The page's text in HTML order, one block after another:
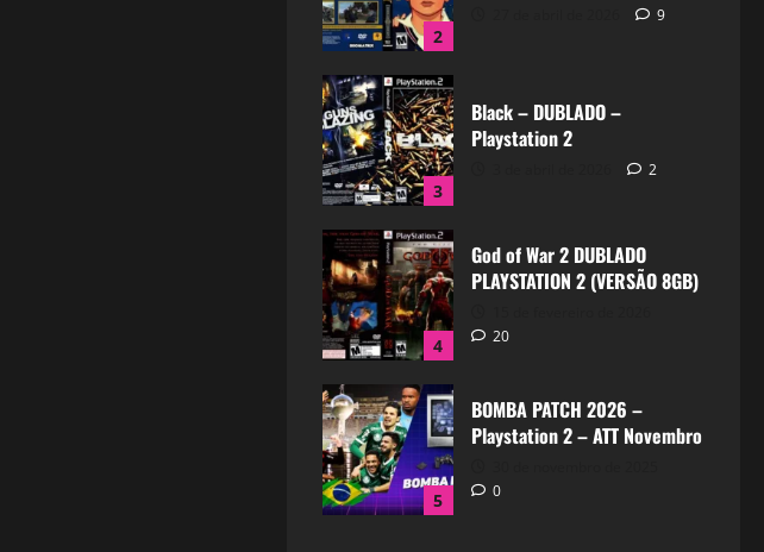
2
9
3
Black – DUBLADO –
Playstation 2
2
4
God of War 2 DUBLADO
PLAYSTATION 2 (VERSÃO 8GB)
20
5
BOMBA PATCH 2026 –
Playstation 2 – ATT Novembro
0